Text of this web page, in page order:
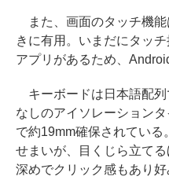
また、画面のタッチ機能
きに有用。いまだにタッ
アプリがあるため、
キーボードは日本語配列
なしのアイソレーション
で約19mm確保されている
せまいが、目くじら立て
深めでクリック感もあり